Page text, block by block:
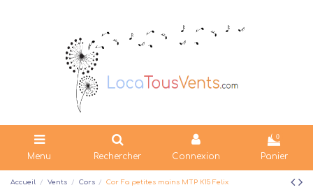
Menu Rechercher Connexion
0
Panier
Accueil Vents Cors Cor Fa petites mains MTP K15 Felix